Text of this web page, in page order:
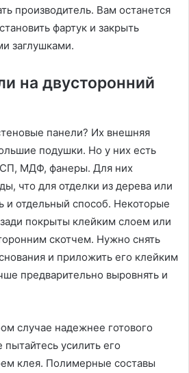
производитель. Вам останется
фартук и закрыть
заглушками.
на двусторонний
панели? Их внешняя
подушки. Но у них есть
МДФ, фанеры. Для них
что для отделки из дерева или
и отдельный способ. Некоторые
покрыты клейким слоем или
скотчем. Нужно снять
и приложить его клейким
предварительно выровнять и
случае надежнее готового
усилить его
клея. Полимерные составы